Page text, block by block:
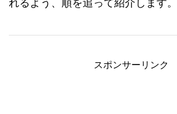
れるよう、順を追って紹介します。
スポンサーリンク